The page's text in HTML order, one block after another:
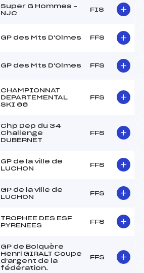
Super G Hommes –
NJC
FIS
GP des Mts D'Olmes FFS
GP des Mts D'Olmes FFS
CHAMPIONNAT
DEPARTEMENTAL
SKI 66
FFS
Chp Dep du 34
Challenge
DUBERNET
FFS
GP de la ville de
LUCHON
FFS
GP de la ville de
LUCHON
FFS
TROPHEE DES ESF
PYRENEES
FFS
GP de Bolquère
Henri GIRALT Coupe
d'argent de la
fédération.
FFS